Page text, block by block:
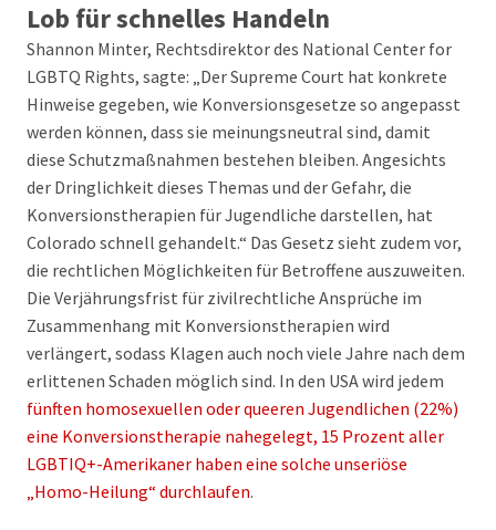
Lob für schnelles Handeln
Shannon Minter, Rechtsdirektor des National Center for
LGBTQ Rights, sagte: „Der Supreme Court hat konkrete
Hinweise gegeben, wie Konversionsgesetze so angepasst
werden können, dass sie meinungsneutral sind, damit
diese Schutzmaßnahmen bestehen bleiben. Angesichts
der Dringlichkeit dieses Themas und der Gefahr, die
Konversionstherapien für Jugendliche darstellen, hat
Colorado schnell gehandelt.“ Das Gesetz sieht zudem vor,
die rechtlichen Möglichkeiten für Betroffene auszuweiten.
Die Verjährungsfrist für zivilrechtliche Ansprüche im
Zusammenhang mit Konversionstherapien wird
verlängert, sodass Klagen auch noch viele Jahre nach dem
erlittenen Schaden möglich sind. In den USA wird jedem
fünften homosexuellen oder queeren Jugendlichen (22%)
eine Konversionstherapie nahegelegt, 15 Prozent aller
LGBTIQ+-Amerikaner haben eine solche unseriöse
„Homo-Heilung“ durchlaufen.